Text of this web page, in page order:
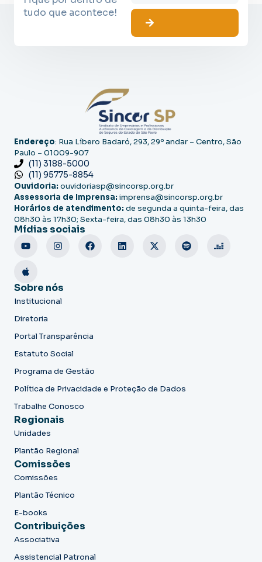
tudo que acontece!
Endereço: Rua Líbero Badaró, 293, 29º andar – Centro, São
Paulo – 01009-907
(11) 3188-5000
(11) 95775-8854
Ouvidoria: ouvidoriasp@sincorsp.org.br
Assessoria de Imprensa: imprensa@sincorsp.org.br
Horários de atendimento: de segunda a quinta-feira, das
08h30 às 17h30; Sexta-feira, das 08h30 às 13h30
Mídias sociais
Sobre nós
Institucional
Diretoria
Portal Transparência
Estatuto Social
Programa de Gestão
Política de Privacidade e Proteção de Dados
Trabalhe Conosco
Regionais
Unidades
Plantão Regional
Comissões
Comissões
Plantão Técnico
E-books
Contribuições
Associativa
Assistencial Patronal